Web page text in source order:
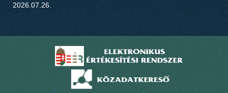
2026.07.26.